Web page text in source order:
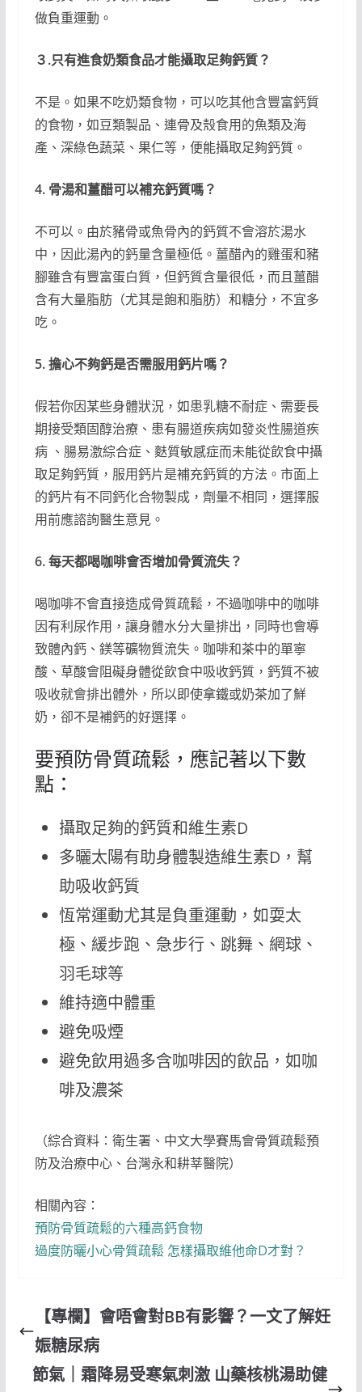
做負重運動。
３.只有進食奶類食品才能攝取足夠鈣質？
不是。如果不吃奶類食物，可以吃其他含豐富鈣質
的食物，如豆類製品、連骨及殼食用的魚類及海
產、深綠色蔬菜、果仁等，便能攝取足夠鈣質。
4. 骨湯和薑醋可以補充鈣質嗎？
不可以。由於豬骨或魚骨內的鈣質不會溶於湯水
中，因此湯內的鈣量含量極低。薑醋內的雞蛋和豬
腳雖含有豐富蛋白質，但鈣質含量很低，而且薑醋
含有大量脂肪（尤其是飽和脂肪）和糖分，不宜多
吃。
5. 擔心不夠鈣是否需服用鈣片嗎？
假若你因某些身體狀況，如患乳糖不耐症、需要長
期接受類固醇治療、患有腸道疾病如發炎性腸道疾
病 、腸易激綜合症、麩質敏感症而未能從飲食中攝
取足夠鈣質，服用鈣片是補充鈣質的方法。市面上
的鈣片有不同鈣化合物製成，劑量不相同，選擇服
用前應諮詢醫生意見。
6. 每天都喝咖啡會否增加骨質流失？
喝咖啡不會直接造成骨質疏鬆，不過咖啡中的咖啡
因有利尿作用，讓身體水分大量排出，同時也會導
致體內鈣、鎂等礦物質流失。咖啡和茶中的單寧
酸、草酸會阻礙身體從飲食中吸收鈣質，鈣質不被
吸收就會排出體外，所以即使拿鐵或奶茶加了鮮
奶，卻不是補鈣的好選擇。
要預防骨質疏鬆，應記著以下數
點：
攝取足夠的鈣質和維生素D
多曬太陽有助身體製造維生素D，幫
助吸收鈣質
恆常運動尤其是負重運動，如耍太
極、緩步跑、急步行、跳舞、網球、
羽毛球等
維持適中體重
避免吸煙
避免飲用過多含咖啡因的飲品，如咖
啡及濃茶
（綜合資料：衛生署、中文大學賽馬會骨質疏鬆預
防及治療中心、台灣永和耕莘醫院）
相關內容：
預防骨質疏鬆的六種高鈣食物
過度防曬小心骨質疏鬆 怎樣攝取維他命D才對？
【專欄】會唔會對BB有影響？一文了解妊
娠糖尿病
節氣｜霜降易受寒氣刺激 山藥核桃湯助健